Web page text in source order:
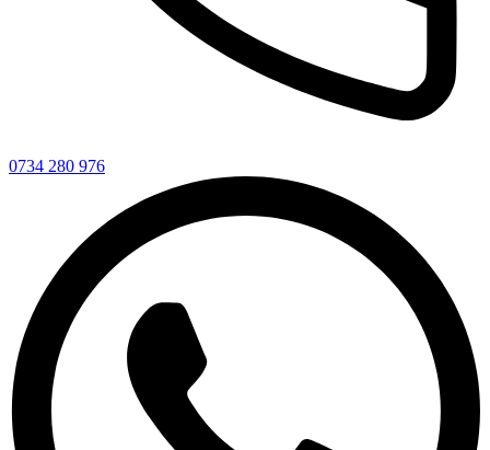
0734 280 976